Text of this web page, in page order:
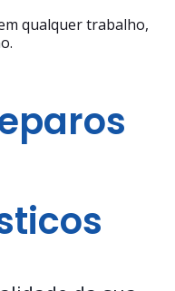
qualquer trabalho,